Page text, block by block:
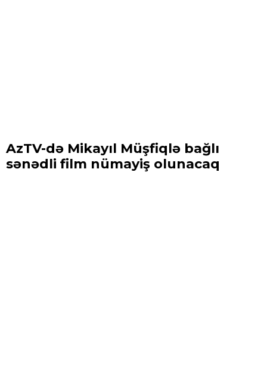
AzTV-də Mikayıl Müşfiqlə bağlı
sənədli film nümayiş olunacaq